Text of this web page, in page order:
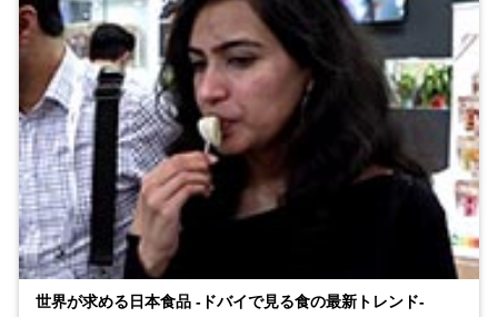
世界が求める日本食品 ‐ドバイで見る食の最新トレンド‐